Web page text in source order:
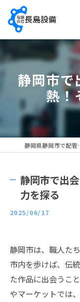
静岡市で
熱！
静岡県静岡市
静岡市で出
力を探る
2025/06/17
静岡市は、職人た
市内を歩けば、伝
た作品に出会うこ
やマーケットでは